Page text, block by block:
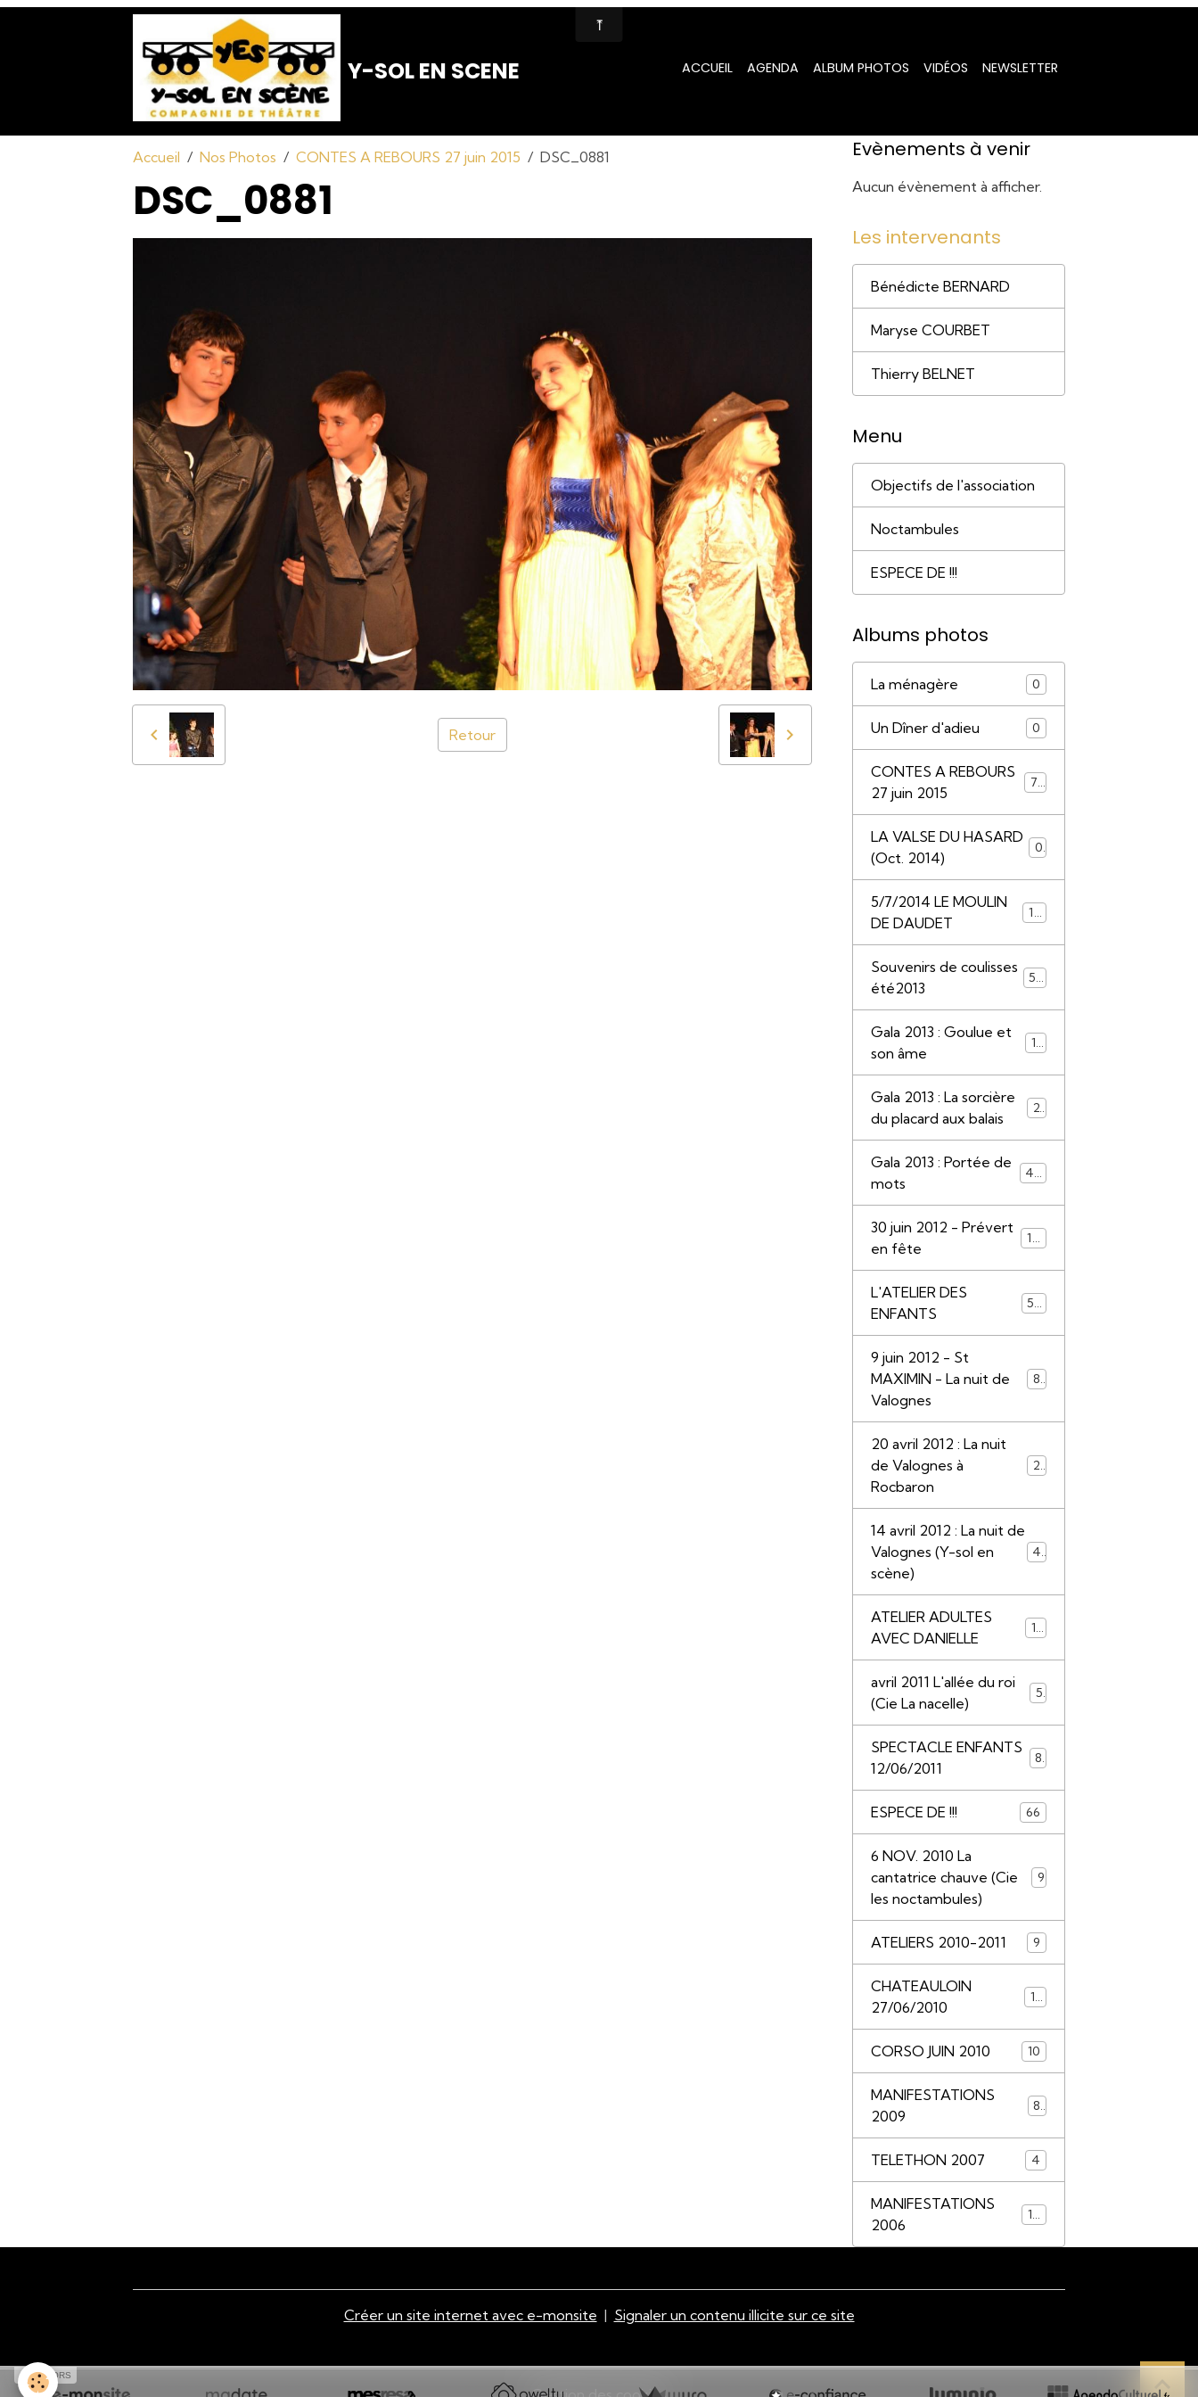
Y-SOL EN SCENE ACCUEIL AGENDA ALBUM PHOTOS VIDÉOS NEWSLETTER
Accueil Nos Photos CONTES A REBOURS 27 juin 2015 DSC_0881
DSC_0881
Retour
Evènements à venir
Aucun évènement à afficher.
Les intervenants
Bénédicte BERNARD
Maryse COURBET
Thierry BELNET
Menu
Objectifs de l'association
Noctambules
ESPECE DE !!!
Albums photos
La ménagère 0
Un Dîner d'adieu 0
CONTES A REBOURS
27 juin 2015
79
LA VALSE DU HASARD
(Oct. 2014)
0
5/7/2014 LE MOULIN
DE DAUDET
117
Souvenirs de coulisses
été2013
50
Gala 2013 : Goulue et
son âme
13
Gala 2013 : La sorcière
du placard aux balais
22
Gala 2013 : Portée de
mots
44
30 juin 2012 - Prévert
en fête
110
L'ATELIER DES
ENFANTS
55
9 juin 2012 - St
MAXIMIN - La nuit de
Valognes
85
20 avril 2012 : La nuit
de Valognes à
Rocbaron
28
14 avril 2012 : La nuit de
Valognes (Y-sol en
scène)
45
ATELIER ADULTES
AVEC DANIELLE
14
avril 2011 L'allée du roi
(Cie La nacelle)
5
SPECTACLE ENFANTS
12/06/2011
8
ESPECE DE !!! 66
6 NOV. 2010 La
cantatrice chauve (Cie
les noctambules)
ATELIERS 2010-2011 9
CHATEAULOIN
27/06/2010
18
CORSO JUIN 2010 10
MANIFESTATIONS
2009
8
TELETHON 2007 4
MANIFESTATIONS
2006
14
Créer un site internet avec e-monsite Signaler un contenu illicite sur ce site
SPONSORS